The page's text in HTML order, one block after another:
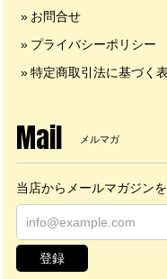
お問合せ
プライバシーポリシー
特定商取引法に基づく
Mail メルマガ
当店からメールマガジン
登録